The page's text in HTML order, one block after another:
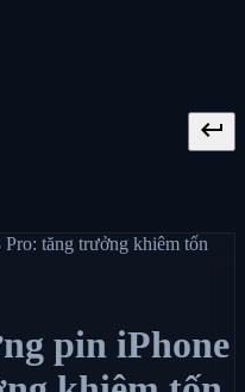
keyboard_return
pin iPhone